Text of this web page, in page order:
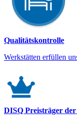
Qualitätskontrolle
Werkstätten erfüllen
DISQ Preisträger